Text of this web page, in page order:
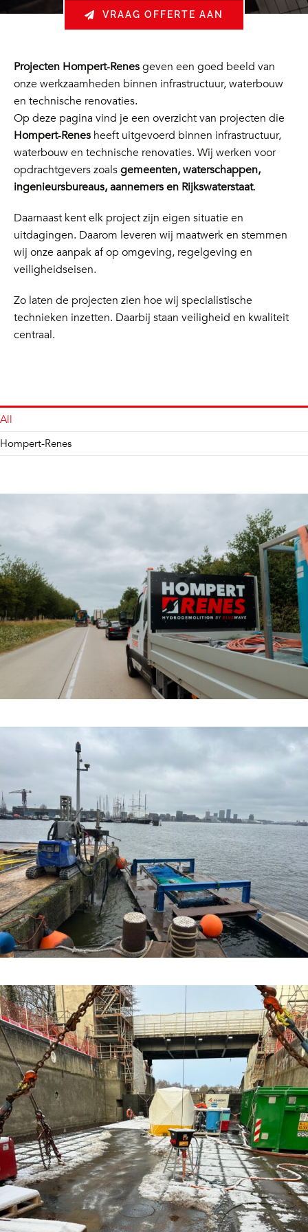
VRAAG OFFERTE AAN
Projecten Hompert‑Renesgeven een goed beeld van
onze werkzaamheden binnen infrastructuur, waterbouw
en technische renovaties.
Op deze pagina vind je een overzicht van projecten die
Hompert‑Renesheeft uitgevoerd binnen infrastructuur,
waterbouw en technische renovaties. Wij werken voor
opdrachtgevers zoalsgemeenten, waterschappen,
ingenieursbureaus, aannemers en Rijkswaterstaat.
Daarnaast kent elk project zijn eigen situatie en
uitdagingen. Daarom leveren wij maatwerk en stemmen
wij onze aanpak af op omgeving, regelgeving en
veiligheidseisen.
Zo laten de projecten zien hoe wij specialistische
technieken inzetten. Daarbij staan veiligheid en kwaliteit
centraal.
All
Hompert-Renes